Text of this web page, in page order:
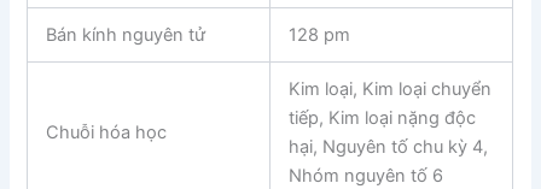
Bán kính nguyên tử 128 pm
Chuỗi hóa học
Kim loại, Kim loại chuyển
tiếp, Kim loại nặng độc
hại, Nguyên tố chu kỳ 4,
Nhóm nguyên tố 6